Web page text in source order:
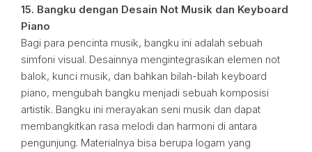
15. Bangku dengan Desain Not Musik dan Keyboard
Piano
Bagi para pencinta musik, bangku ini adalah sebuah
simfoni visual. Desainnya mengintegrasikan elemen not
balok, kunci musik, dan bahkan bilah-bilah keyboard
piano, mengubah bangku menjadi sebuah komposisi
artistik. Bangku ini merayakan seni musik dan dapat
membangkitkan rasa melodi dan harmoni di antara
pengunjung. Materialnya bisa berupa logam yang